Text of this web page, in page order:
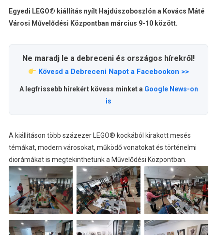
Egyedi LEGO® kiállítás nyílt Hajdúszoboszlón a Kovács Máté
Városi Művelődési Központban március 9-10 között.
Ne maradj le a debreceni és országos hírekről!
Kövesd a Debreceni Napot a Facebookon >>
A legfrissebb hírekért kövess minket a Google News-on
is
A kiállításon több százezer LEGO® kockából kirakott mesés
témákat, modern városokat, működő vonatokat és történelmi
diorámákat is megtekinthetünk a Művelődési Központban.